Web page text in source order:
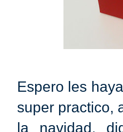
Espero les
super practico,
la navidad,